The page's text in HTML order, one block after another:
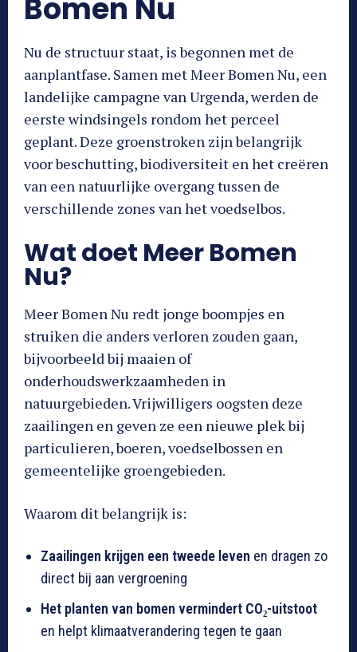
Bomen Nu
Nu de structuur staat, is begonnen met de
aanplantfase. Samen met Meer Bomen Nu, een
landelijke campagne van Urgenda, werden de
eerste windsingels rondom het perceel
geplant. Deze groenstroken zijn belangrijk
voor beschutting, biodiversiteit en het creëren
van een natuurlijke overgang tussen de
verschillende zones van het voedselbos.
Wat doet Meer Bomen
Nu?
Meer Bomen Nu redt jonge boompjes en
struiken die anders verloren zouden gaan,
bijvoorbeeld bij maaien of
onderhoudswerkzaamheden in
natuurgebieden. Vrijwilligers oogsten deze
zaailingen en geven ze een nieuwe plek bij
particulieren, boeren, voedselbossen en
gemeentelijke groengebieden.
Waarom dit belangrijk is:
Zaailingen krijgen een tweede leven en dragen zo
direct bij aan vergroening
Het planten van bomen vermindert CO₂-uitstoot
en helpt klimaatverandering tegen te gaan